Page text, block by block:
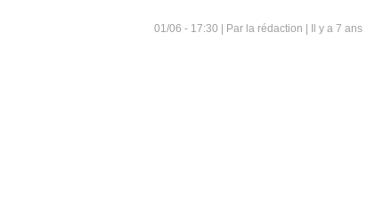
01/06 - 17:30 | Par la rédaction | Il y a 7 ans